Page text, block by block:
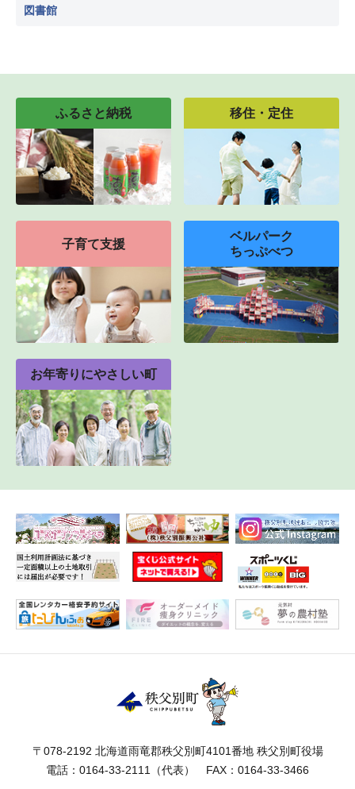
図書館
ふるさと納税 移住・定住
子育て支援
ベルパーク
ちっぷべつ
お年寄りにやさしい町
〒078-2192 北海道雨竜郡秩父別町4101番地 秩父別町役場
電話： 0164-33-2111 （代表） FAX：0164-33-3466